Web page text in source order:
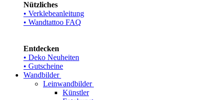
Nützliches
• Verklebeanleitung
• Wandtattoo FAQ
Entdecken
• Deko Neuheiten
• Gutscheine
Wandbilder
Leinwandbilder
Künstler